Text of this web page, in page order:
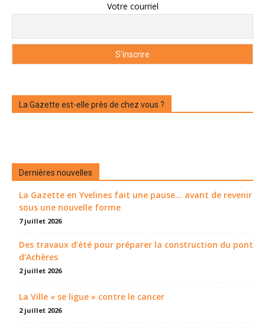
Votre courriel
La Gazette est-elle près de chez vous ?
Dernières nouvelles
La Gazette en Yvelines fait une pause... avant de revenir
sous une nouvelle forme
7 juillet 2026
Des travaux d’été pour préparer la construction du pont
d’Achères
2 juillet 2026
La Ville « se ligue » contre le cancer
2 juillet 2026